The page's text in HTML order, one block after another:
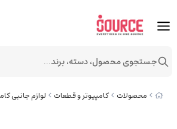
محصولات کامپیوتر و قطعات لوازم جانبی
جستجوی محصول، دسته، برند...